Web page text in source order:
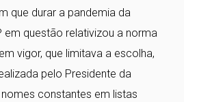
que durar a pandemia da
em questão relativizou a norma
vigor, que limitava a escolha,
pelo Presidente da
nomes constantes em listas